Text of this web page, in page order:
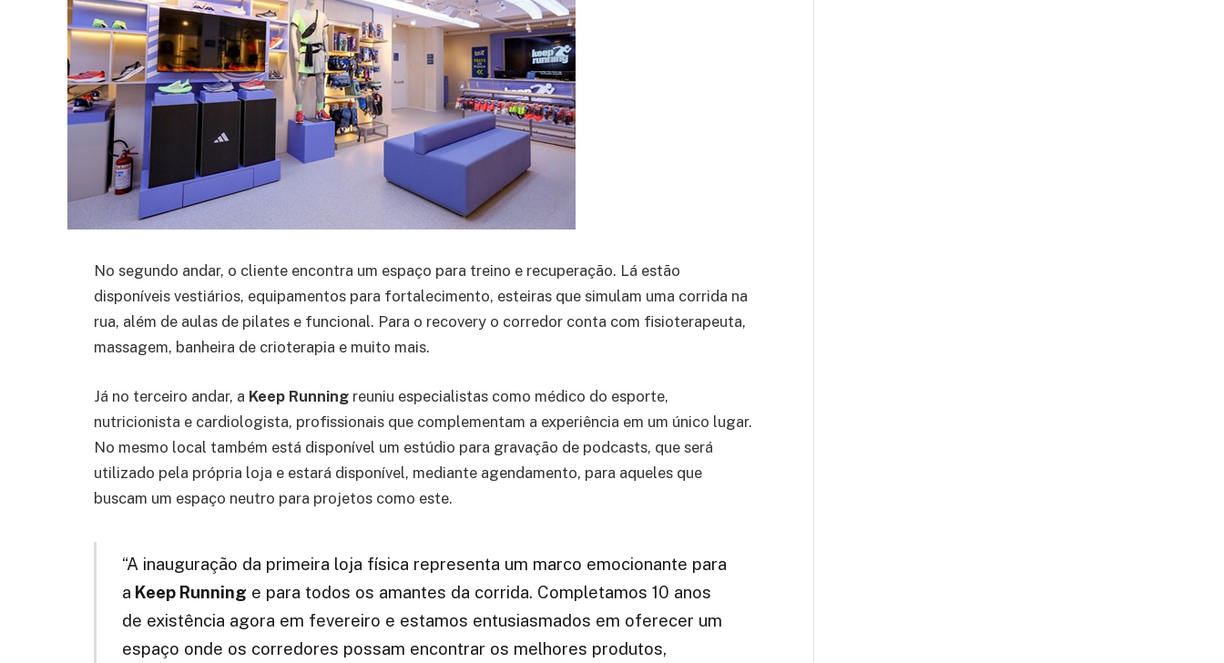
No segundo andar, o cliente encontra um espaço para treino e recuperação. Lá estão
disponíveis vestiários, equipamentos para fortalecimento, esteiras que simulam uma corrida na
rua, além de aulas de pilates e funcional. Para o recovery o corredor conta com fisioterapeuta,
massagem, banheira de crioterapia e muito mais.
Já no terceiro andar, a Keep Running reuniu especialistas como médico do esporte,
nutricionista e cardiologista, profissionais que complementam a experiência em um único lugar.
No mesmo local também está disponível um estúdio para gravação de podcasts, que será
utilizado pela própria loja e estará disponível, mediante agendamento, para aqueles que
buscam um espaço neutro para projetos como este.
“A inauguração da primeira loja física representa um marco emocionante para
a Keep Running e para todos os amantes da corrida. Completamos 10 anos
de existência agora em fevereiro e estamos entusiasmados em oferecer um
espaço onde os corredores possam encontrar os melhores produtos,